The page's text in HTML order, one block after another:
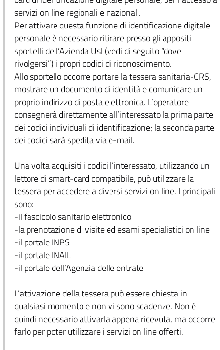
servizi on line regionali e nazionali.
Per attivare questa funzione di identificazione digitale
personale è necessario ritirare presso gli appositi
sportelli dell’Azienda Usl (vedi di seguito “dove
rivolgersi”) i propri codici di riconoscimento.
Allo sportello occorre portare la tessera sanitaria-CRS,
mostrare un documento di identità e comunicare un
proprio indirizzo di posta elettronica. L’operatore
consegnerà direttamente all’interessato la prima parte
dei codici individuali di identificazione; la seconda parte
dei codici sarà spedita via e-mail.
Una volta acquisiti i codici l’interessato, utilizzando un
lettore di smart-card compatibile, può utilizzare la
tessera per accedere a diversi servizi on line. I principali
sono:
-il fascicolo sanitario elettronico
-la prenotazione di visite ed esami specialistici on line
-il portale INPS
-il portale INAIL
-il portale dell’Agenzia delle entrate
L’attivazione della tessera può essere chiesta in
qualsiasi momento e non vi sono scadenze. Non è
quindi necessario attivarla appena ricevuta, ma occorre
farlo per poter utilizzare i servizi on line offerti.